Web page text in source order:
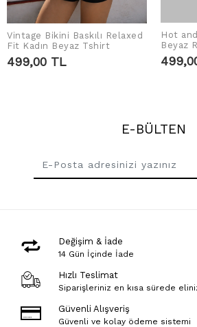
SEPETE EKLE
Vintage Bikini Baskılı Relaxed
Fit Kadın Beyaz Tshirt
499,00 TL
Hot
Beyaz
Tshirt
E-BÜLTEN
Değişim & İade
14 Gün İçinde İade
Hızlı Teslimat
Siparişleriniz en kısa sürede
Güvenli Alışveriş
Güvenli ve kolay ödeme sistemi